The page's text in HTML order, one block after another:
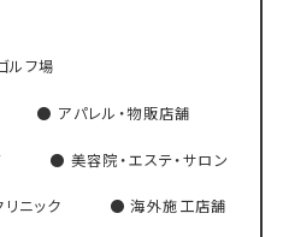
ルフ場
アパレル・物販店舗
美容院・エステ・サロン
リニック 海外施工店舗